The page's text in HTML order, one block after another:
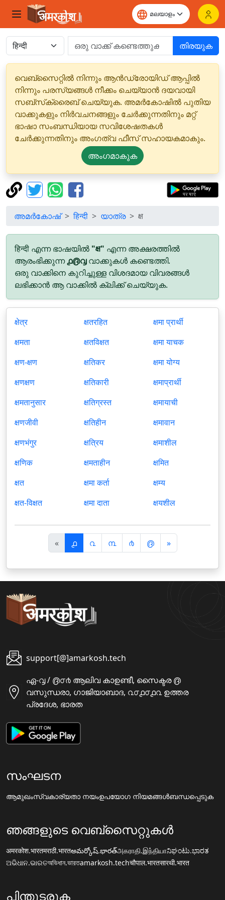
തിരയുക
വെബ്‌സൈറ്റിൽ നിന്നും ആൻഡ്രോയിഡ് ആപ്പിൽ
നിന്നും പരസ്യങ്ങൾ നീക്കം ചെയ്യാൻ ദയവായി
സബ്‌സ്‌ക്രൈബ് ചെയ്യുക. അമർകോഷിൽ പുതിയ
വാക്കുകളും നിർവചനങ്ങളും ചേർക്കുന്നതിനും മറ്റ്
ഭാഷാ സംബന്ധിയായ സവിശേഷതകൾ
ചേർക്കുന്നതിനും അംഗത്വ ഫീസ് സഹായകമാകും.
അംഗമാകുക
അമർകോഷ് हिन्दी യാത്ര क्ष
हिन्दी എന്ന ഭാഷയിൽ "क्ष" എന്ന അക്ഷരത്തിൽ
ആരംഭിക്കുന്ന൧൫൮വാക്കുകൾ കണ്ടെത്തി.
ഒരു വാക്കിനെ കുറിച്ചുള്ള വിശദമായ വിവരങ്ങൾ
ലഭിക്കാൻ ആ വാക്കിൽ ക്ലിക്ക് ചെയ്യുക.
क्षेत्र
क्षमता
क्षण-क्षण
क्षणक्षण
क्षमतानुसार
क्षणजीवी
क्षणभंगुर
क्षणिक
क्षत
क्षत-विक्षत
क्षतरहित
क्षतविक्षत
क्षतिकर
क्षतिकारी
क्षतिग्रस्त
क्षतिहीन
क्षत्रिय
क्षमताहीन
क्षमा कर्ता
क्षमा दाता
क्षमा प्रार्थी
क्षमा याचक
क्षमा योग्य
क्षमाप्रार्थी
क्षमायाची
क्षमावान
क्षमाशील
क्षमित
क्षम्य
क्षयशील
«पि
छ
ला
൧ ൨ ൩ ൪ ൫ »अ
ग
ला
support[@]amarkosh.tech
ഏ-൮ / ൫൦൪ ആലിവ കാഉണ്ടീ, സൈക്ടര ൫
വസുന്ധരാ, ഗാജിയാബാദ, ൨൦൧൦൧൨ ഉത്തര
പ്രദേശ, ഭാരത
സംഘടന
ആമുഖംസ്വകാര്യതാ നയംഉപയോഗ നിയമങ്ങൾബന്ധപ്പെടുക
ഞങ്ങളുടെ വെബ്സൈറ്റുകൾ
अमरकोश.भारतमराठी.भारतఅమర్కోష్.భారత్அகராதி.இந்தியாನಿಘಂಟು.ಭಾರತ
ଅଭିଧାନ.ଭାରତঅভিধান.ভারতamarkosh.techचौपाल.भारतसारथी.भारत
പിന്തുടരുക